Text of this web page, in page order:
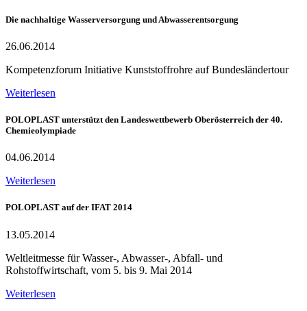
Die nachhaltige Wasserversorgung und Abwasserentsorgung
26.06.2014
Kompetenzforum Initiative Kunststoffrohre auf Bundesländertour
Weiterlesen
POLOPLAST unterstützt den Landeswettbewerb Oberösterreich der 40.
Chemieolympiade
04.06.2014
Weiterlesen
POLOPLAST auf der IFAT 2014
13.05.2014
Weltleitmesse für Wasser-, Abwasser-, Abfall- und
Rohstoffwirtschaft, vom 5. bis 9. Mai 2014
Weiterlesen